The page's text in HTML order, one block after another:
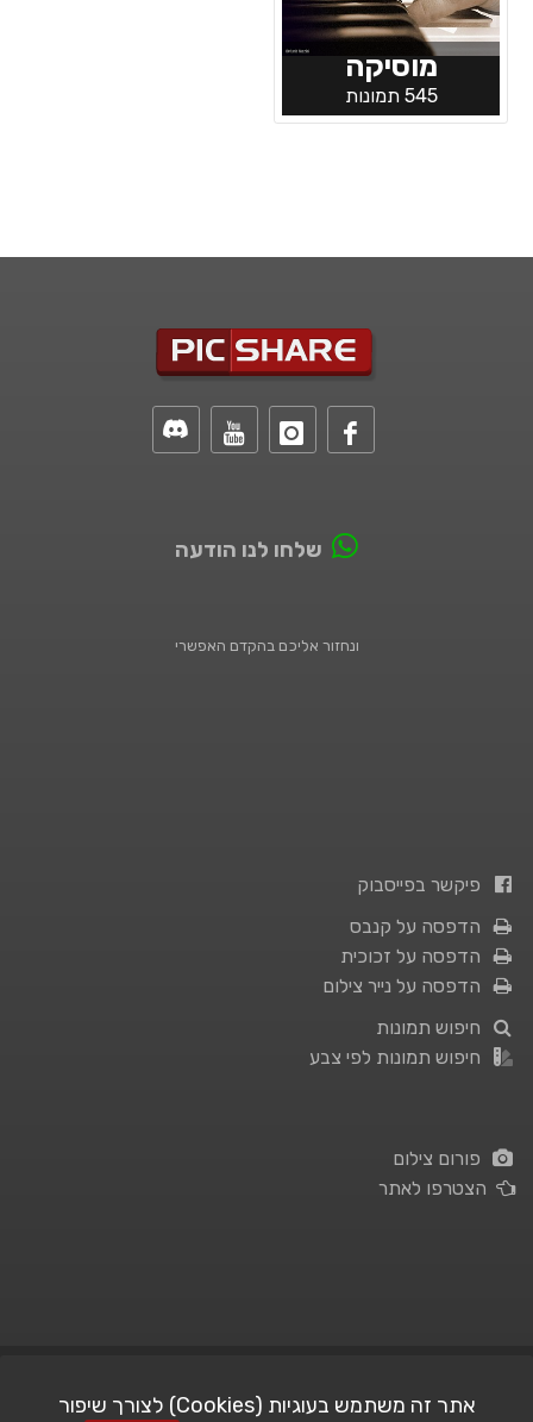
מוסיקה
545 תמונות
שלחו לנו הודעה
ונחזור אליכם בהקדם האפשרי
פיקשר בפייסבוק
הדפסה על קנבס
הדפסה על זכוכית
הדפסה על נייר צילום
חיפוש תמונות
חיפוש תמונות לפי צבע
פורום צילום
הצטרפו לאתר
אתר זה משתמש בעוגיות (Cookies) לצורך שיפור